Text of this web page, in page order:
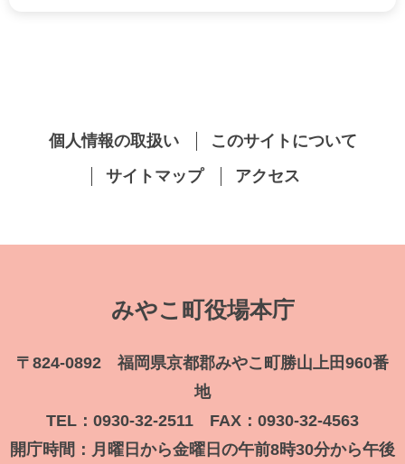
個人情報の取扱い
このサイトについて
サイトマップ
アクセス
みやこ町役場本庁
〒824-0892 福岡県京都郡みやこ町勝山上田960番
地
TEL：0930-32-2511 FAX：0930-32-4563
開庁時間：月曜日から金曜日の午前8時30分から午後